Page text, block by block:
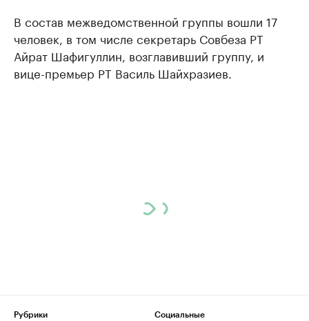
В состав межведомственной группы вошли 17
человек, в том числе секретарь Совбеза РТ
Айрат Шафигуллин, возглавивший группу, и
вице-премьер РТ Василь Шайхразиев.
Рубрики
Социальные